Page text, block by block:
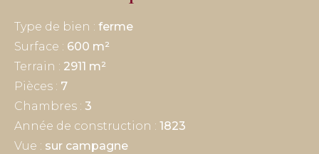
Type de bien : ferme
Surface : 600 m²
Terrain : 2911 m²
Pièces : 7
Chambres : 3
Année de construction : 1823
Vue : sur campagne